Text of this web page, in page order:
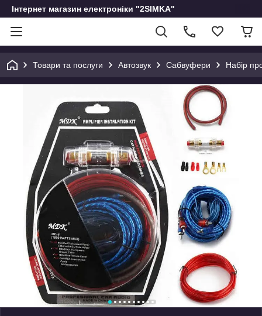
Інтернет магазин електроніки "2SIMKA"
Товари та послуги Автозвук Сабвуфери Набір